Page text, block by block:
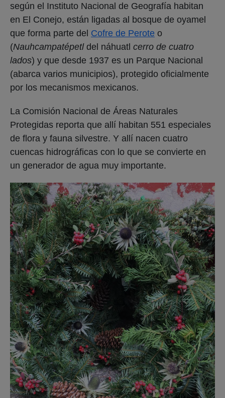
según el Instituto Nacional de Geografía habitan
en El Conejo, están ligadas al bosque de oyamel
que forma parte del Cofre de Perote o
(Nauhcampatépetldel náhuatl cerro de cuatro
lados) y que desde 1937 es un Parque Nacional
(abarca varios municipios), protegido oficialmente
por los mecanismos mexicanos.
La Comisión Nacional de Áreas Naturales
Protegidas reporta que allí habitan 551 especiales
de flora y fauna silvestre. Y allí nacen cuatro
cuencas hidrográficas con lo que se convierte en
un generador de agua muy importante.